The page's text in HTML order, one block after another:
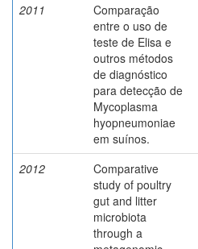
2011
Comparação
entre o uso de
teste de Elisa e
outros métodos
de diagnóstico
para detecção de
Mycoplasma
hyopneumoniae
em suínos.
2012
Comparative
study of poultry
gut and litter
microbiota
through a